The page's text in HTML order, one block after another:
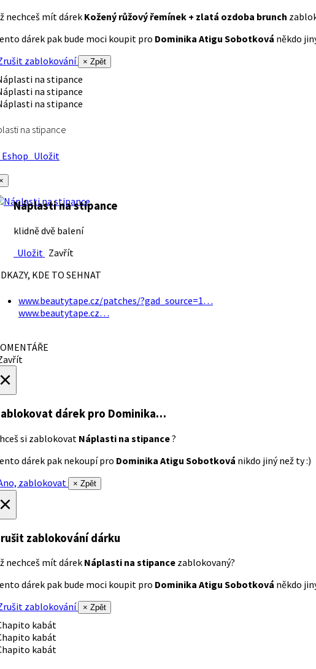
nechceš mít dárek Kožený růžový řemínek + zlatá ozdoba brunch
dárek pak bude moci koupit pro Dominika Atigu Sobotková někdo
zablokování
× Zpět
na stipance
Uložit
Náplasti na stipance
klidně dvě balení
Uložit Zavřít
KDE TO SEHNAT
www.beautytape.cz/patches/?gad_source=1…
www.beautytape.cz…
dárek pro Dominika…
si zablokovat Náplasti na stipance?
dárek pak nekoupí pro Dominika Atigu Sobotková nikdo jiný než ty :)
zablokovat
× Zpět
zablokování dárku
nechceš mít dárek Náplasti na stipance zablokovaný?
dárek pak bude moci koupit pro Dominika Atigu Sobotková někdo
zablokování
× Zpět